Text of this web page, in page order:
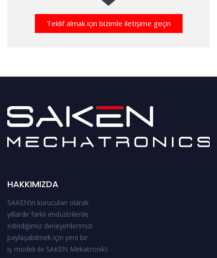
Teklif almak için bizimle iletişime geçin
HAKKIMIZDA
SAKEN’in kurucuları olarak
yıllardır farklı endüstrilerde
edindiğimiz deneyimlerimizi
paylaşabilmek için yeni bir
iş modeli ile SAKEN Mekatronik’i